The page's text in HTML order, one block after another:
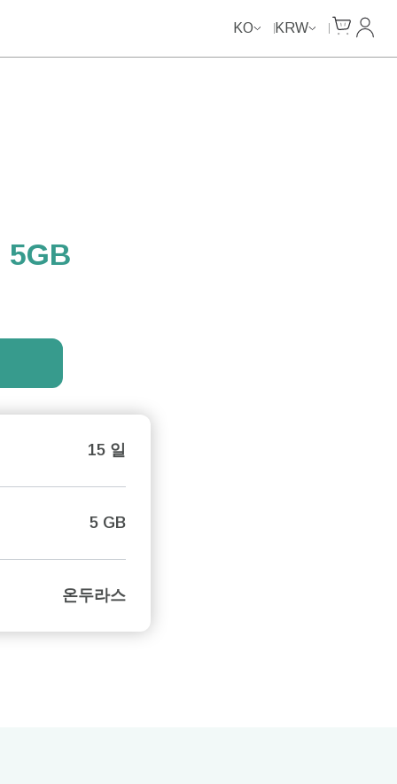
KO KRW
내 계
5GB
15 일
5 GB
온두라스